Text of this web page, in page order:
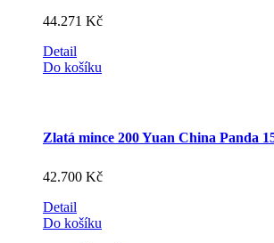
44.271 Kč
Detail
Do košíku
Zlatá mince 200 Yuan China Panda
42.700 Kč
Detail
Do košíku